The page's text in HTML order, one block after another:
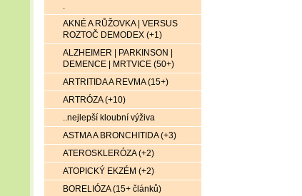
.
AKNÉ A RŮŽOVKA | VERSUS
ROZTOČ DEMODEX (+1)
ALZHEIMER | PARKINSON |
DEMENCE | MRTVICE (50+)
ARTRITIDA A REVMA (15+)
ARTRÓZA (+10)
..nejlepší kloubní výživa
ASTMA A BRONCHITIDA (+3)
ATEROSKLERÓZA (+2)
ATOPICKÝ EKZÉM (+2)
BORELIÓZA (15+ článků)